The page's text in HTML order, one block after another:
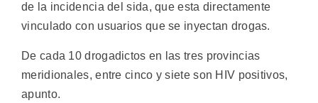
de la incidencia del sida, que esta directamente
vinculado con usuarios que se inyectan drogas.
De cada 10 drogadictos en las tres provincias
meridionales, entre cinco y siete son HIV positivos,
apunto.